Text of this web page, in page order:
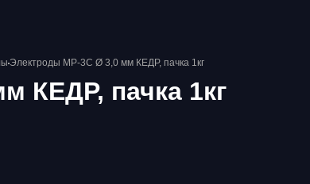
Электроды МР-3С Ø 3,0 мм КЕДР, пачка 1кг
КЕДР, пачка 1кг